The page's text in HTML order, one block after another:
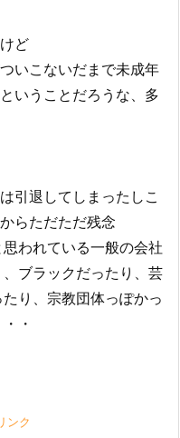
ど
いこないだまで未成年
いうことだろうな、多
引退してしまったしこ
らただただ残念
われている一般の会社
ブラックだったり、芸
り、宗教団体っぽかっ
・
ンク